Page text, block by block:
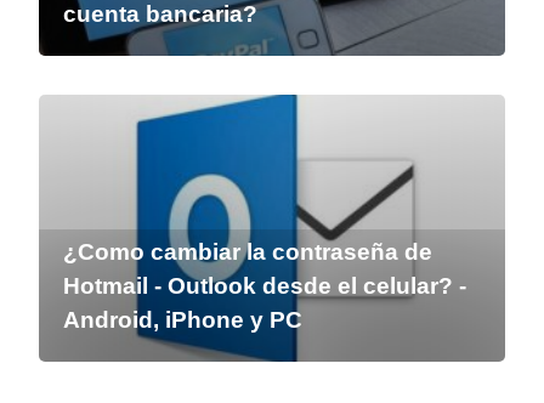
cuenta bancaria?
¿Como cambiar la contraseña de
Hotmail - Outlook desde el celular? -
Android, iPhone y PC